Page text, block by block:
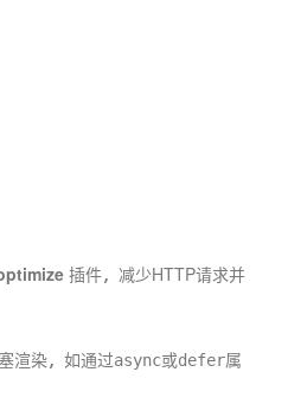
插件，减少HTTP请求并
渲染，如通过async或defer属